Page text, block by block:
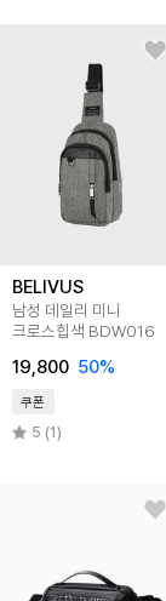
BELIVUS
남성 데일리 미니
크로스힙색 BDW016
19,800 50%
쿠폰
5 (1)